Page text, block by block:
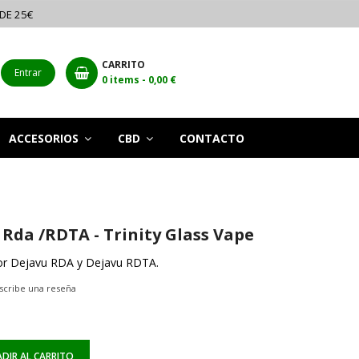
25€
Entrar
CARRITO
0 items - 0,00 €
ACCESORIOS CBD CONTACTO
/RDTA - Trinity Glass Vape
Dejavu RDA y Dejavu RDTA.
una reseña
AL CARRITO